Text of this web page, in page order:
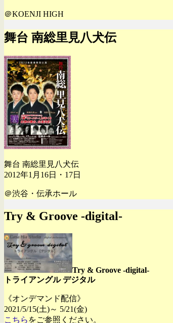
＠KOENJI HIGH
舞台 南総里見八犬伝
舞台 南総里見八犬伝
2012年1月16日・17日
＠渋谷・伝承ホール
Try & Groove -digital-
Try & Groove -digital-
トライアングル デジタル
《オンデマンド配信》
2021/5/15(土)～ 5/21(金)
こちら をご参照ください。